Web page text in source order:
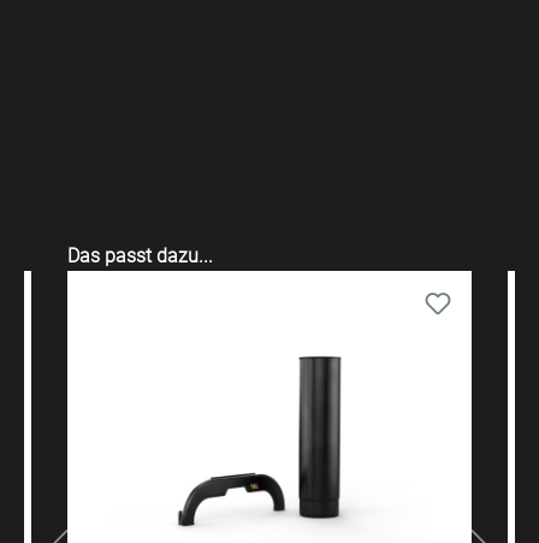
Produktgalerie überspringen
Das passt dazu...